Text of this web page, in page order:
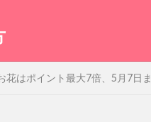
花はポイント最大7倍、5月7日